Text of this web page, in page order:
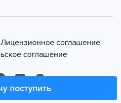
поступить
Лицензионное соглашение
соглашение